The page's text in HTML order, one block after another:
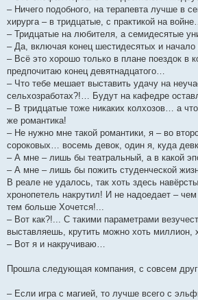
– Ничего подобного, на терапевта лучше в
хирурга – в тридцатые, с практикой на
– Тридцатые на любителя, а семидесятые
– Да, включая конец шестидесятых и
– Всё это хорошо только в плане поездок в
предпочитаю конец девятнадцатого…
– Что тебе мешает выставить удачу на
сельхозработах?!… Будут на кафедре
– В тридцатые тоже никаких колхозов… а
же романтика!
– Не нужно мне такой романтики, я – во
сороковых… восемь девок, один я, куда
– А мне – лишь бы театральный, а в какой
– А мне – лишь бы пожить студенческой
В реале не удалось, так хоть здесь
хронопетель накрутил! И не надоедает –
тем больше Хочется!...
– Вот как?!... С такими параметрами
выставляешь, крутить можно хоть
– Вот я и накручиваю…
Прошла следующая компания, с совсем
– Если игра с магией, то лучше всего с